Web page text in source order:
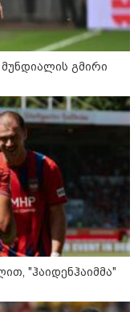
აშშ-ში
ვიცოდეთ
და ოდესას
დაღუპულები
- რა
ავრცელებს
გმირი
"ჰაიდენჰაიმმა"